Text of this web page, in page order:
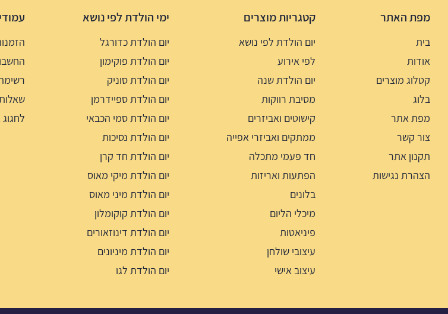
מפת האתר
בית
אודות
קטלוג מוצרים
בלוג
מפת אתר
צור קשר
תקנון אתר
הצהרת נגישות
קטגריות מוצרים
יום הולדת לפי נושא
לפי אירוע
יום הולדת שנה
מסיבת רווקות
קישוטים ואביזרים
ממתקים ואביזרי אפייה
חד פעמי מתכלה
הפתעות ואריזות
בלונים
מיכלי הליום
פיניאטות
עיצובי שולחן
עיצוב אישי
ימי הולדת לפי נושא
יום הולדת כדורגל
יום הולדת פוקימון
יום הולדת סוניק
יום הולדת ספיידרמן
יום הולדת סמי הכבאי
יום הולדת נסיכות
יום הולדת חד קרן
יום הולדת מיקי מאוס
יום הולדת מיני מאוס
יום הולדת קוקומלון
יום הולדת דינוזאורים
יום הולדת מיניונים
יום הולדת לגו